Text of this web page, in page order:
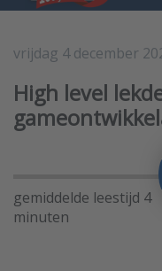
vrijdag 4 december
High level
gemiddelde leestijd 4
minuten